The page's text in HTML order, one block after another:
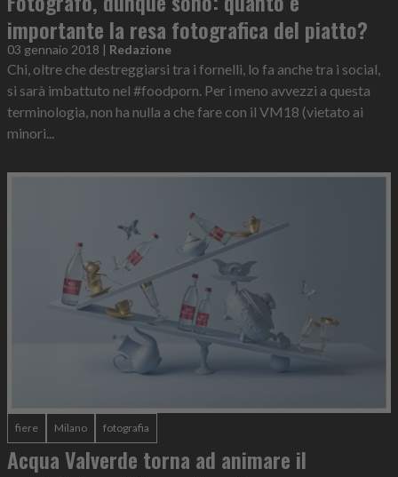
importante la resa fotografica del piatto?
03 gennaio 2018 | Redazione
Chi, oltre che destreggiarsi tra i fornelli, lo fa anche tra i social,
si sarà imbattuto nel #foodporn. Per i meno avvezzi a questa
terminologia, non ha nulla a che fare con il VM18 (vietato ai
minori...
fiere Milano fotografia
Acqua Valverde torna ad animare il